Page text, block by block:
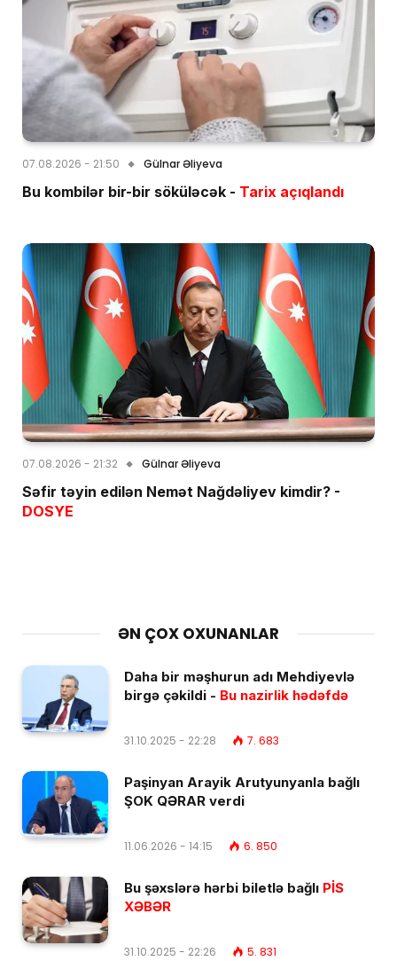
07.08.2026 - 21:50 Gülnar Əliyeva
Bu kombilər bir-bir söküləcək - Tarix açıqlandı
07.08.2026 - 21:32 Gülnar Əliyeva
Səfir təyin edilən Nemət Nağdəliyev kimdir? -
DOSYE
ƏN ÇOX OXUNANLAR
Daha bir məşhurun adı Mehdiyevlə
birgə çəkildi - Bu nazirlik hədəfdə
31.10.2025 - 22:28 7. 683
Paşinyan Arayik Arutyunyanla bağlı
ŞOK QƏRAR verdi
11.06.2026 - 14:15 6. 850
Bu şəxslərə hərbi biletlə bağlı PİS
XƏBƏR
31.10.2025 - 22:26 5. 831